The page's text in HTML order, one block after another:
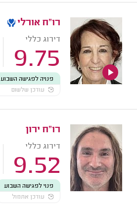
רו"ח אורלי
דירוג כללי
9.75
פנויה לפגישה השבוע
עודכן שלשום
רו"ח ירון
דירוג כללי
9.52
פנוי לפגישה השבוע
עודכן אתמול